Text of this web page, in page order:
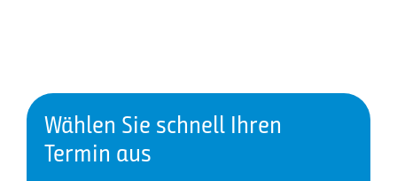
Wählen Sie schnell Ihren
Termin aus